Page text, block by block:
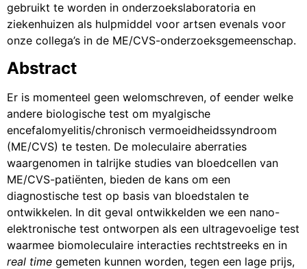
gebruikt te worden in onderzoekslaboratoria en
ziekenhuizen als hulpmiddel voor artsen evenals voor
onze collega’s in de ME/CVS-onderzoeksgemeenschap.
Abstract
Er is momenteel geen welomschreven, of eender welke
andere biologische test om myalgische
encefalomyelitis/chronisch vermoeidheidssyndroom
(ME/CVS) te testen. De moleculaire aberraties
waargenomen in talrijke studies van bloedcellen van
ME/CVS-patiënten, bieden de kans om een
diagnostische test op basis van bloedstalen te
ontwikkelen. In dit geval ontwikkelden we een nano-
elektronische test ontworpen als een ultragevoelige test
waarmee biomoleculaire interacties rechtstreeks en in
real time gemeten kunnen worden, tegen een lage prijs,